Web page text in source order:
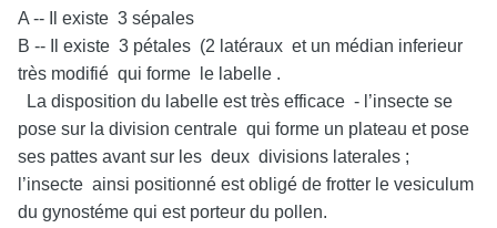
A -- Il existe 3 sépales
B -- Il existe 3 pétales (2 latéraux et un médian inferieur
très modifié qui forme le labelle .
La disposition du labelle est très efficace - l’insecte se
pose sur la division centrale qui forme un plateau et pose
ses pattes avant sur les deux divisions laterales ;
l’insecte ainsi positionné est obligé de frotter le vesiculum
du gynostéme qui est porteur du pollen.